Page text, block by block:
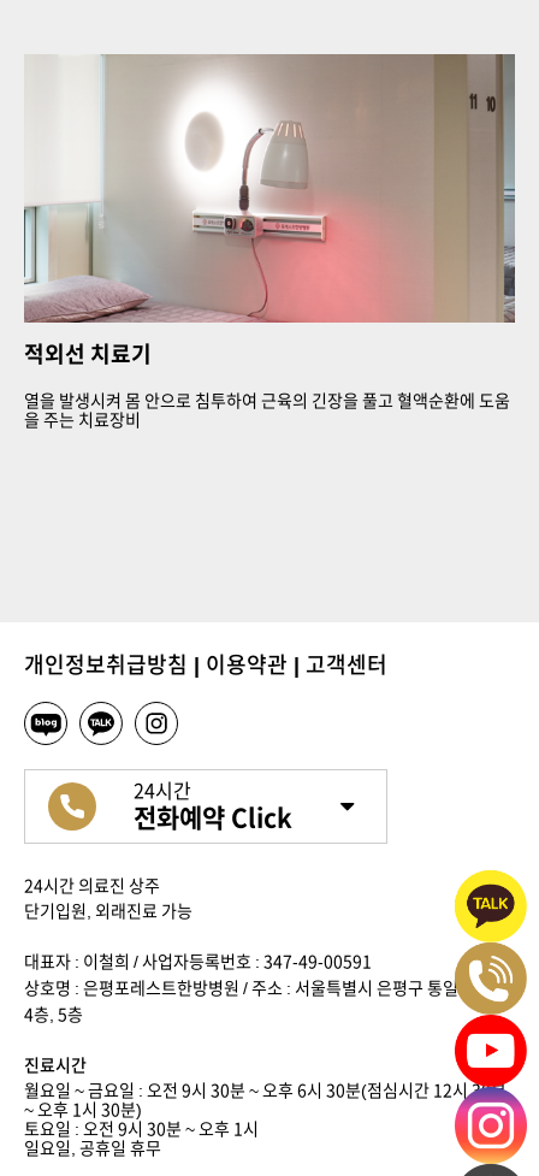
적외선 치료기
열을 발생시켜 몸 안으로 침투하여 근육의 긴장을 풀고 혈액순환에 도움
을 주는 치료장비
대표자 : 이철희 / 사업자등록번호 : 347-49-00591
상호명 : 은평포레스트한방병원 / 주소 : 서울특별시 은평구 통일로 636,
4층, 5층
진료시간
월요일 ~ 금요일 : 오전 9시 30분 ~ 오후 6시 30분(점심시간 12시 30분
~ 오후 1시 30분)
토요일 : 오전 9시 30분 ~ 오후 1시
일요일, 공휴일 휴무
개인정보취급방침 | 이용약관 | 고객센터
24시간
전화예약 Click
24시간 의료진 상주
단기입원, 외래진료 가능